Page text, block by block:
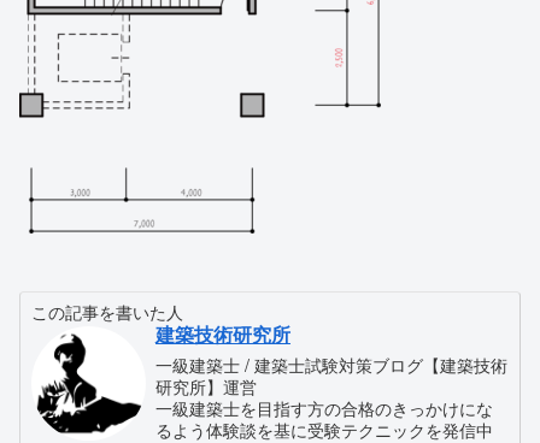
この記事を書いた人
建築技術研究所
一級建築士 / 建築士試験対策ブログ【建築技術
研究所】運営
一級建築士を目指す方の合格のきっかけにな
るよう体験談を基に受験テクニックを発信中